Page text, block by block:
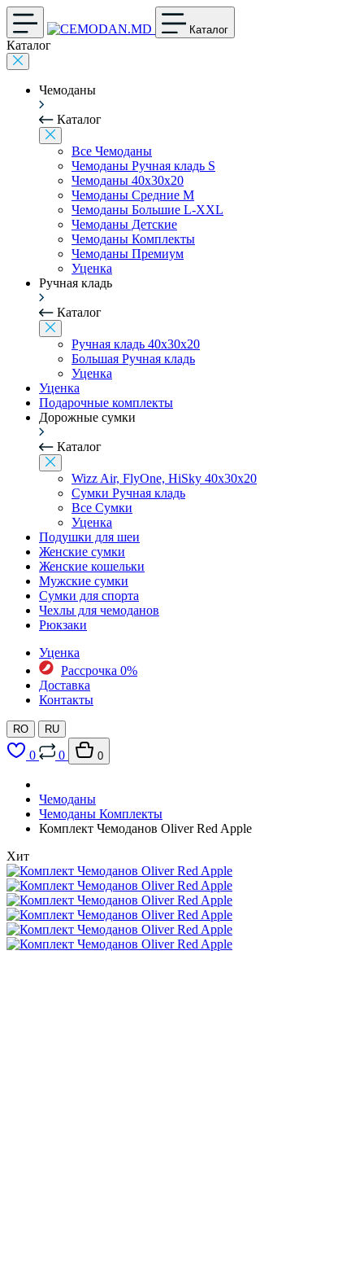
Каталог
Каталог
Чемоданы
Каталог
Все Чемоданы
Чемоданы Ручная кладь S
Чемоданы 40x30x20
Чемоданы Средние M
Чемоданы Большие L-XXL
Чемоданы Детские
Чемоданы Комплекты
Чемоданы Премиум
Уценка
Ручная кладь
Каталог
Ручная кладь 40x30x20
Большая Ручная кладь
Уценка
Уценка
Подарочные комплекты
Дорожные сумки
Каталог
Wizz Air, FlyOne, HiSky 40x30x20
Сумки Ручная кладь
Все Сумки
Уценка
Подушки для шеи
Женские сумки
Женские кошельки
Мужские сумки
Сумки для спорта
Чехлы для чемоданов
Рюкзаки
Уценка
Рассрочка 0%
Доставка
Контакты
RO RU
0 0 0
Чемоданы
Чемоданы Комплекты
Комплект Чемоданов Oliver Red Apple
Хит